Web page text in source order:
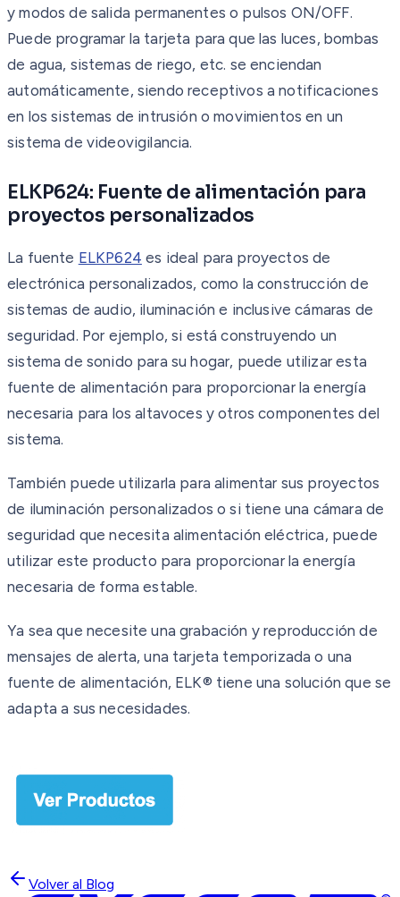
y modos de salida permanentes o pulsos ON/OFF.
Puede programar la tarjeta para que las luces, bombas
de agua, sistemas de riego, etc. se enciendan
automáticamente, siendo receptivos a notificaciones
en los sistemas de intrusión o movimientos en un
sistema de videovigilancia.
ELKP624: Fuente de alimentación para
proyectos personalizados
La fuente ELKP624 es ideal para proyectos de
electrónica personalizados, como la construcción de
sistemas de audio, iluminación e inclusive cámaras de
seguridad. Por ejemplo, si está construyendo un
sistema de sonido para su hogar, puede utilizar esta
fuente de alimentación para proporcionar la energía
necesaria para los altavoces y otros componentes del
sistema.
También puede utilizarla para alimentar sus proyectos
de iluminación personalizados o si tiene una cámara de
seguridad que necesita alimentación eléctrica, puede
utilizar este producto para proporcionar la energía
necesaria de forma estable.
Ya sea que necesite una grabación y reproducción de
mensajes de alerta, una tarjeta temporizada o una
fuente de alimentación, ELK® tiene una solución que se
adapta a sus necesidades.
Volver al Blog